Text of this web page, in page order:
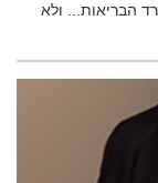
הבריאות... ולא